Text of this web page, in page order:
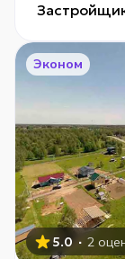
Эконом
5.0 · 2